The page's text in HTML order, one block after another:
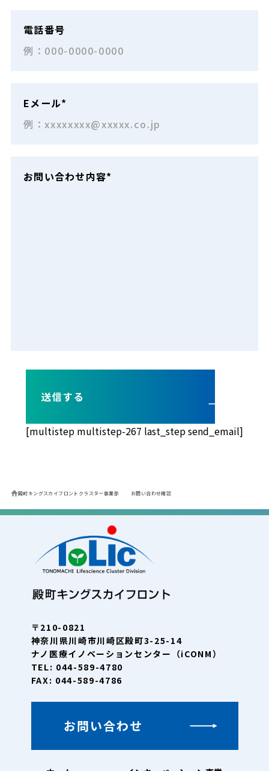
電話番号
Eメール*
お問い合わせ内容*
[multistep multistep-267 last_step send_email]
殿町キングスカイフロントクラスター事業部 お問い合わせ確認
〒210-0821
神奈川県川崎市川崎区殿町3-25-14
ナノ医療イノベーションセンター（iCONM）
TEL: 044-589-4780
FAX: 044-589-4786
お問い合わせ